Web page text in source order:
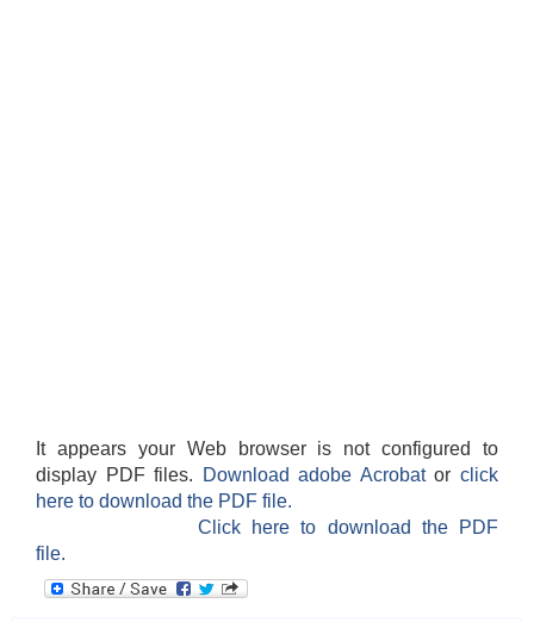
It appears your Web browser is not configured to
display PDF files.
Download adobe Acrobatorclick
here to download the PDF file.
Click here to download the PDF
file.